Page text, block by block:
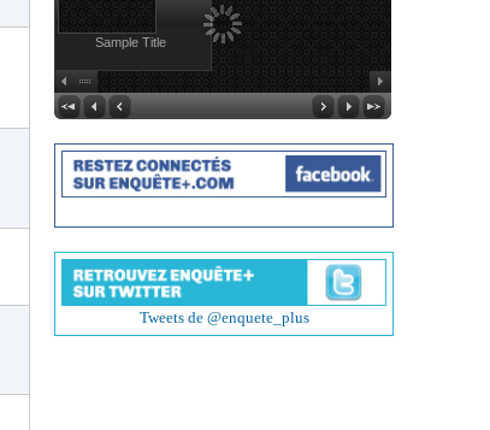
Sample Title
Tweets de @enquete_plus